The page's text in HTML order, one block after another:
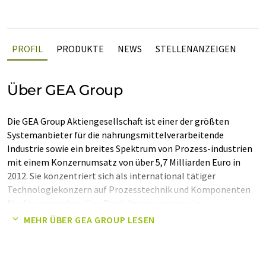
PROFIL PRODUKTE NEWS STELLENANZEIGEN
Über GEA Group
Die GEA Group Aktiengesellschaft ist einer der größten
Systemanbieter für die nahrungsmittelverarbeitende
Industrie sowie ein breites Spektrum von Prozess-industrien
mit einem Konzernumsatz von über 5,7 Milliarden Euro in
2012. Sie konzentriert sich als international tätiger
Technologiekonzern auf Prozesstechnik und Komponenten
unterschiedlichen Endmärkten.
MEHR ÜBER GEA GROUP LESEN